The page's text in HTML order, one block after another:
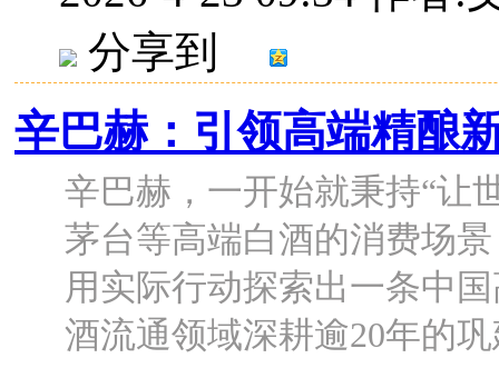
分享到
辛巴赫：引领高端精酿
辛巴赫，一开始就秉持“让
茅台等高端白酒的消费场
用实际行动探索出一条中
酒流通领域深耕逾20年的